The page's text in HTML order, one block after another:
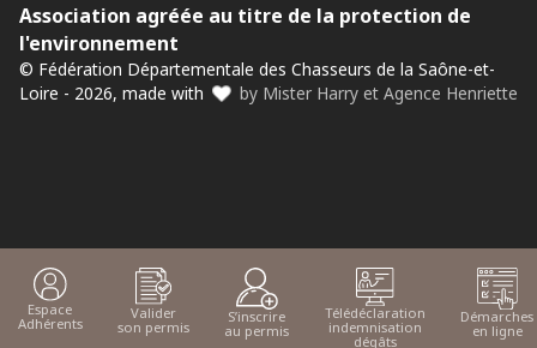
Association agréée au titre de la protection de
l'environnement
© Fédération Départementale des Chasseurs de la Saône-et-
Loire - 2026, made with
by Mister Harry et Agence Henriette
Espace
Adhérents
Valider
son permis
S’inscrire
au permis
Télédéclaration
indemnisation
dégâts
Démarches
en ligne